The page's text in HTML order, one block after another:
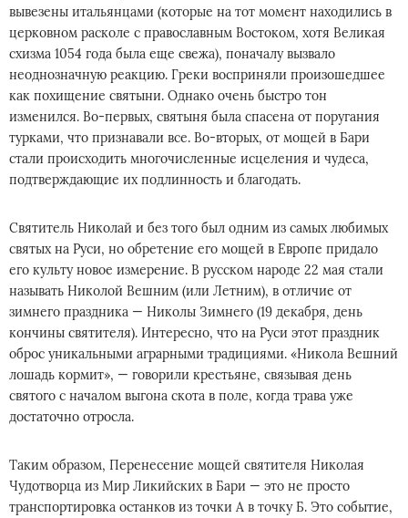
вывезены итальянцами (которые на тот момент находились в
церковном расколе с православным Востоком, хотя Великая
схизма 1054 года была еще свежа), поначалу вызвало
неоднозначную реакцию. Греки восприняли произошедшее
как похищение святыни. Однако очень быстро тон
изменился. Во-первых, святыня была спасена от поругания
турками, что признавали все. Во-вторых, от мощей в Бари
стали происходить многочисленные исцеления и чудеса,
подтверждающие их подлинность и благодать.
Святитель Николай и без того был одним из самых любимых
святых на Руси, но обретение его мощей в Европе придало
его культу новое измерение. В русском народе 22 мая стали
называть Николой Вешним (или Летним), в отличие от
зимнего праздника — Николы Зимнего (19 декабря, день
кончины святителя). Интересно, что на Руси этот праздник
оброс уникальными аграрными традициями. «Никола Вешний
лошадь кормит», — говорили крестьяне, связывая день
святого с началом выгона скота в поле, когда трава уже
достаточно отросла.
Таким образом, Перенесение мощей святителя Николая
Чудотворца из Мир Ликийских в Бари — это не просто
транспортировка останков из точки А в точку Б. Это событие,